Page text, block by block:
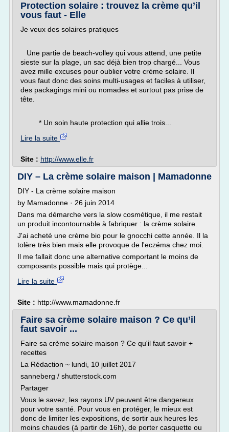
Protection solaire : trouvez la crème qu’il
vous faut - Elle
Je veux des solaires pratiques
Une partie de beach-volley qui vous attend, une petite
sieste sur la plage, un sac déjà bien trop chargé... Vous
avez mille excuses pour oublier votre crème solaire. Il
vous faut donc des soins multi-usages et faciles à utiliser,
des packagings mini ou nomades et surtout pas prise de
tête.
* Un soin haute protection qui allie trois...
Lire la suite
Site : http://www.elle.fr
DIY – La crème solaire maison | Mamadonne
DIY - La crème solaire maison
by Mamadonne · 26 juin 2014
Dans ma démarche vers la slow cosmétique, il me restait
un produit incontournable à fabriquer : la crème solaire.
J'ai acheté une crème bio pour le gnocchi cette année. Il la
tolère très bien mais elle provoque de l'eczéma chez moi.
Il me fallait donc une alternative comportant le moins de
composants possible mais qui protège...
Lire la suite
Site : http://www.mamadonne.fr
Faire sa crème solaire maison ? Ce qu’il
faut savoir ...
Faire sa crème solaire maison ? Ce qu'il faut savoir +
recettes
La Rédaction ~ lundi, 10 juillet 2017
sanneberg / shutterstock.com
Partager
Vous le savez, les rayons UV peuvent être dangereux
pour votre santé. Pour vous en protéger, le mieux est
donc de limiter les expositions, de sortir aux heures les
moins chaudes (à partir de 16h), de porter casquette ou